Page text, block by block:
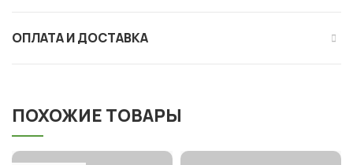
ОПЛАТА И ДОСТАВКА
ПОХОЖИЕ ТОВАРЫ